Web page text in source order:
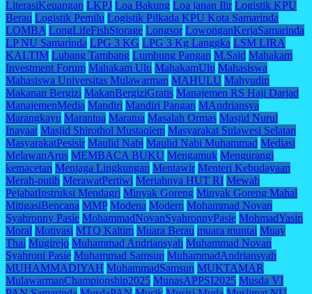
LiterasiKeuangan LKPJ Loa Bakung Loa janan Ilir Logistik KPU
Berau Logistik Pemilu Logistik Pilkada KPU Kota Samarinda
LOMBA LongLifeFishStorage Longsor LowonganKerjaSamarinda
LP NU Samarinda LPG 3 KG LPG 3 Kg Langgka LSM LIRA
KALTIM Lubang Tambang Lumbung Pangan M.Said Mahakam
Investment Forum Mahakam Ulu MahakamUlu Mahasiswa
Mahasiswa Universitas Mulawarman MAHULU Mahyudin
Makanan Bergizi MakanBergiziGratis Manajemen RS Haji Darjad
ManajemenMedia Mandiri Mandiri Pangan MAndriansya
Marangkayu Marantua Maratua Masalah Ormas Masjid Nurul
Inayaat Masjid Shirothol Mustaqiem Masyarakat Sulawesi Selatan
MasyarakatPesisir Maulid Nabi Maulid Nabi Muhammad Mediasi
MelawanArus MEMBACA BUKU Mengamuk Mengurangi
kemacetan Menjaga Lingkungan Mentawir Menteri Kebudayaan
Merah-putih MerawatPertiwi Meriahnya HUT RI Mewah
PejabatInstruksi Mendagri Minyak Goreng Minyak Goreng Mahal
MitigasiBencana MMP Modena Modern Mohammad Novan
Syahronny Pasie MohammadNovanSyahronnyPasie MohmadYasin
Moral Motivasi MTQ Kaltim Muara Berau muara muntai Muay
Thai Mugirejo Muhammad Andriansyah Muhammad Novan
Syahroni Pasie Muhammad Samsun MuhammadAndriansyah
MUHAMMADIYAH MuhammadSamsun MUKTAMAR
MulawarmanChampionship2025 MunasAPPSI2025 Musda VI